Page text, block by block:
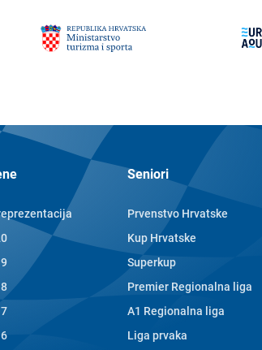
Seniori
Prvenstvo Hrvatske
Kup Hrvatske
Superkup
Premier Regionalna liga
A1 Regionalna liga
Liga prvaka